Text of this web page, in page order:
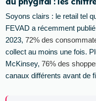
Soyons clairs : le retail tel
FEVAD a récemment
2023,72% des
collect au moins une fois.
McKinsey,76% des
canaux différents avant de